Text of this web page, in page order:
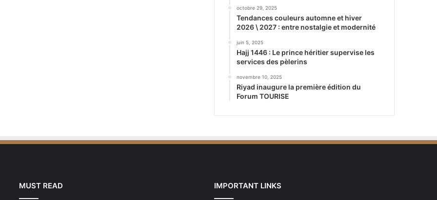
octobre 29, 2025
Tendances couleurs automne et hiver
2026 \ 2027 : entre nostalgie et modernité
juin 5, 2025
Hajj 1446 : Le prince héritier supervise les
services des pèlerins
novembre 10, 2025
Riyad inaugure la première édition du
Forum TOURISE
MUST READ IMPORTANT LINKS